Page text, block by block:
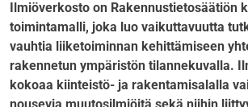
Ilmiöverkosto on Rakennustietosäätiön
toimintamalli, joka luo vaikuttavuutta
vauhtia liiketoiminnan kehittämiseen
rakennetun ympäristön tilannekuvalla.
kokoaa kiinteistö- ja rakentamisalalla